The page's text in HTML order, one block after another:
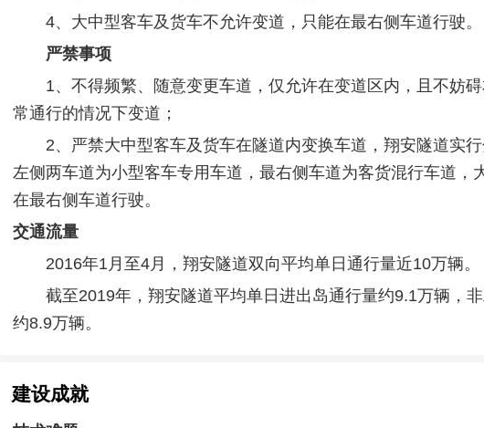
4、大中型客车及货车不允许变道，只能在最右侧车道行驶。
严禁事项
1、不得频繁、随意变更车道，仅允许在变道区内，且不妨
常通行的情况下变道；
2、严禁大中型客车及货车在隧道内变换车道，翔安隧道实
左侧两车道为小型客车专用车道，最右侧车道为客货混行车道，
在最右侧车道行驶。
交通流量
2016年1月至4月，翔安隧道双向平均单日通行量近10万辆。
截至2019年，翔安隧道平均单日进出岛通行量约9.1万辆，
约8.9万辆。
建设成就